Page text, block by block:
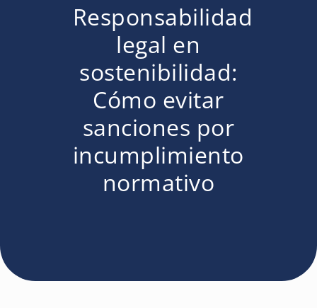
Responsabilidad
legal en
sostenibilidad:
Cómo evitar
sanciones por
incumplimiento
normativo